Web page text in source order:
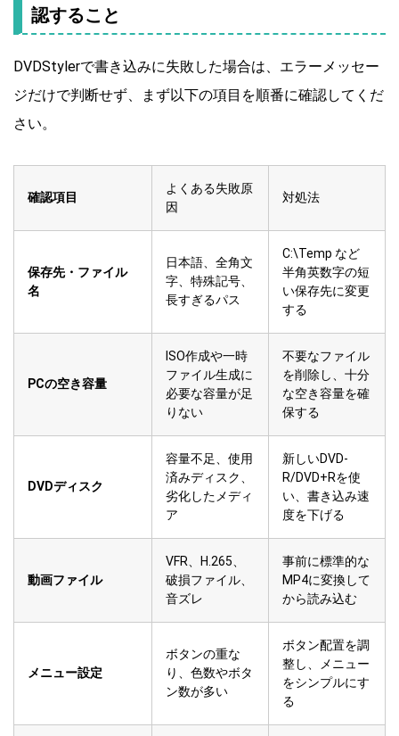
認すること
DVDStylerで書き込みに失敗した場合は、エラーメッセー
ジだけで判断せず、まず以下の項目を順番に確認してくだ
さい。
確認項目
よくある失敗原
因
対処法
保存先・ファイル
名
日本語、全角文
字、特殊記号、
長すぎるパス
C:\Temp など
半角英数字の短
い保存先に変更
する
PCの空き容量
ISO作成や一時
ファイル生成に
必要な容量が足
りない
不要なファイル
を削除し、十分
な空き容量を確
保する
DVDディスク
容量不足、使用
済みディスク、
劣化したメディ
ア
新しいDVD-
R/DVD+Rを使
い、書き込み速
度を下げる
動画ファイル
VFR、H.265、
破損ファイル、
音ズレ
事前に標準的な
MP4に変換して
から読み込む
メニュー設定
ボタンの重な
り、色数やボタ
ン数が多い
ボタン配置を調
整し、メニュー
をシンプルにす
る